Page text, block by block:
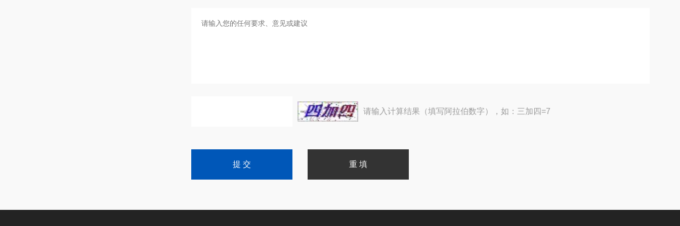
请输入计算结果（填写阿拉伯数字），如：三加四=7